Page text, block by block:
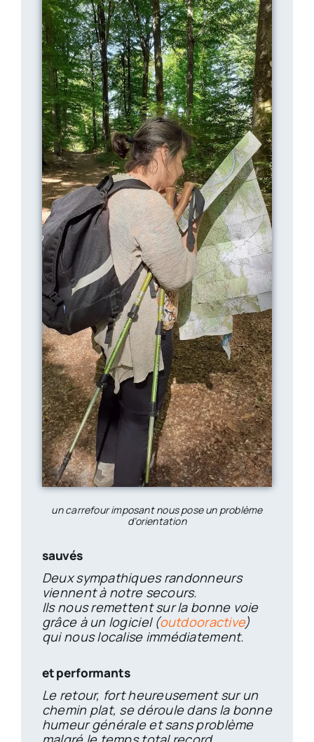
un carrefour imposant nous pose un problème
d’orientation
sauvés
Deux sympathiques randonneurs
viennent à notre secours.
Ils nous remettent sur la bonne voie
grâce à un logiciel (outdooractive)
qui nous localise immédiatement.
et performants
Le retour, fort heureusement sur un
chemin plat, se déroule dans la bonne
humeur générale et sans problème